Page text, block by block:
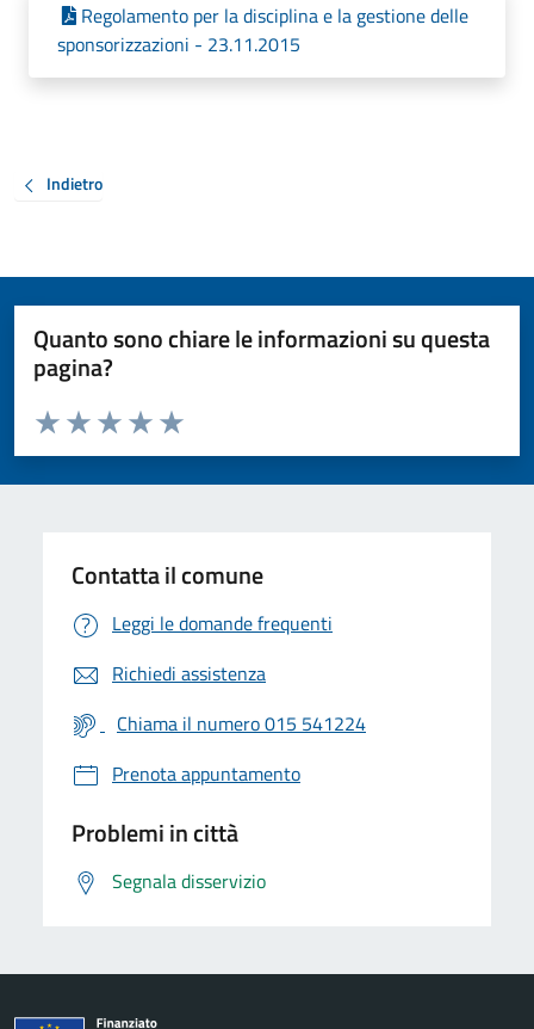
Regolamento per la disciplina e la gestione delle
sponsorizzazioni - 23.11.2015
Indietro
Quanto sono chiare le informazioni su questa
pagina?
Valuta da 1 a 5 stelle la pagina
Valuta 5 stelle su 5
Valuta 4 stelle su 5
Valuta 3 stelle su 5
Valuta 2 stelle su 5
Valuta 1 stelle su 5
Contatta il comune
Leggi le domande frequenti
Richiedi assistenza
Chiama il numero 015 541224
Prenota appuntamento
Problemi in città
Segnala disservizio